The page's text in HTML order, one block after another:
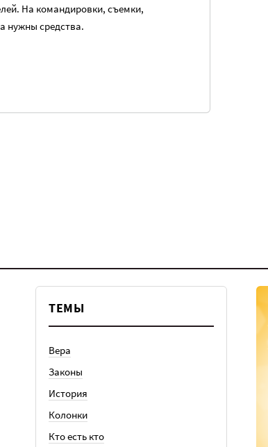
На командировки, съемки,
нужны средства.
ТЕМЫ
Вера
Законы
История
Колонки
Кто есть кто